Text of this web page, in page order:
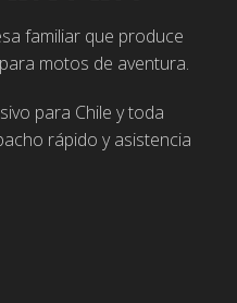
familiar que produce
motos de aventura.
para Chile y toda
rápido y asistencia